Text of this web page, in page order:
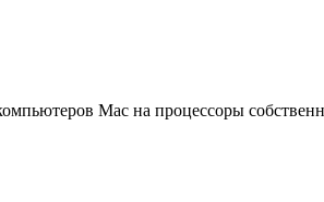
Mac на процессоры